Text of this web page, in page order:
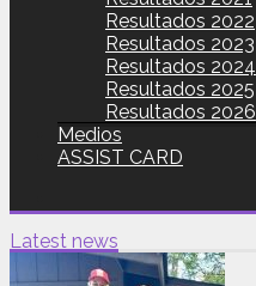
Resultados 2022
Resultados 2023
Resultados 2024
Resultados 2025
Resultados 2026
Medios
ASSIST CARD
Latest news